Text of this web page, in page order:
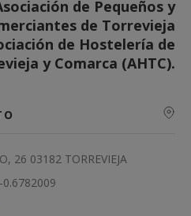
de Pequeños y
de Torrevieja
de Hostelería de
y Comarca (AHTC).
26 03182 TORREVIEJA